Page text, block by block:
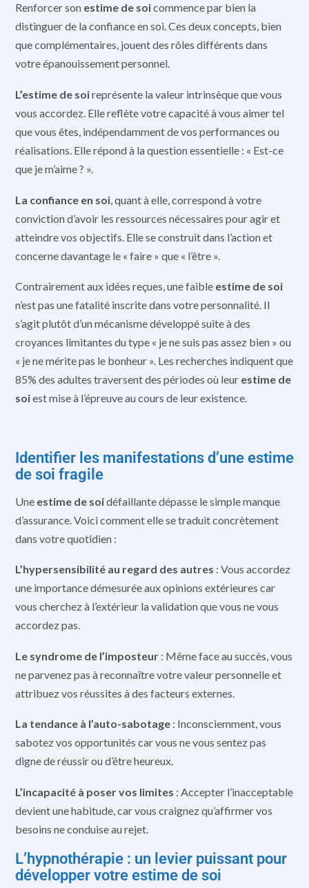
Renforcer son estime de soicommence par bien la
distinguer de la confiance en soi. Ces deux concepts, bien
que complémentaires, jouent des rôles différents dans
votre épanouissement personnel.
L’estime de soireprésente la valeur intrinsèque que vous
vous accordez. Elle reflète votre capacité à vous aimer tel
que vous êtes, indépendamment de vos performances ou
réalisations. Elle répond à la question essentielle : « Est-ce
que je m’aime ? ».
La confiance en soi , quant à elle, correspond à votre
conviction d’avoir les ressources nécessaires pour agir et
atteindre vos objectifs. Elle se construit dans l’action et
concerne davantage le « faire » que « l’être ».
Contrairement aux idées reçues, une faible estime de soi
n’est pas une fatalité inscrite dans votre personnalité. Il
s’agit plutôt d’un mécanisme développé suite à des
croyances limitantes du type « je ne suis pas assez bien » ou
« je ne mérite pas le bonheur ». Les recherches indiquent que
85% des adultes traversent des périodes où leur estime de
soiest mise à l’épreuve au cours de leur existence.
Identifier les manifestations d’une estime
de soi fragile
Une estime de soidéfaillante dépasse le simple manque
d’assurance. Voici comment elle se traduit concrètement
dans votre quotidien :
L’hypersensibilité au regard des autres : Vous accordez
une importance démesurée aux opinions extérieures car
vous cherchez à l’extérieur la validation que vous ne vous
accordez pas.
Le syndrome de l’imposteur : Même face au succès, vous
ne parvenez pas à reconnaître votre valeur personnelle et
attribuez vos réussites à des facteurs externes.
La tendance à l’auto-sabotage : Inconsciemment, vous
sabotez vos opportunités car vous ne vous sentez pas
digne de réussir ou d’être heureux.
L’incapacité à poser vos limites : Accepter l’inacceptable
devient une habitude, car vous craignez qu’affirmer vos
besoins ne conduise au rejet.
L’hypnothérapie : un levier puissant pour
développer votre estime de soi